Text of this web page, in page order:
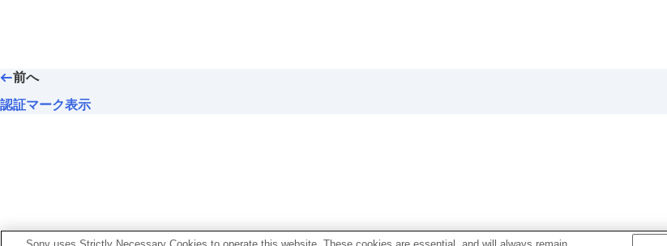
前へ
認証マーク表示
お使いのカメラの本体ソフトウェアがVer.2.00未満の場合は下記URLのヘルプガイドをご覧ください。